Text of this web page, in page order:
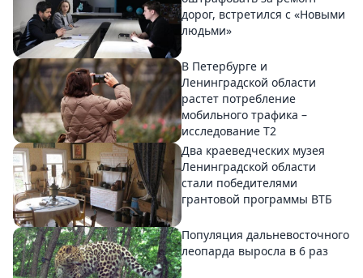
дорог, встретился с «Новыми
людьми»
В Петербурге и
Ленинградской области
растет потребление
мобильного трафика –
исследование T2
Два краеведческих музея
Ленинградской области
стали победителями
грантовой программы ВТБ
Популяция дальневосточного
леопарда выросла в 6 раз